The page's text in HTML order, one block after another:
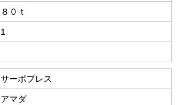
８０ｔ
1
サーボプレス
アマダ